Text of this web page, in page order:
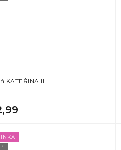
KATEŘINA III